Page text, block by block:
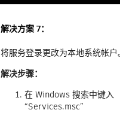
解决方案 7：
将服务登录更改为本地系统帐户
解决步骤：
在 Windows 搜索中键入
“Services.msc”